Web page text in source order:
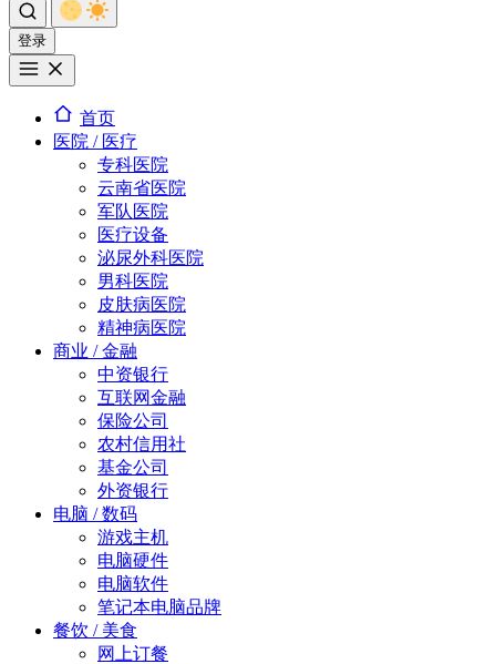
登录
首页
医院 / 医疗
专科医院
云南省医院
军队医院
医疗设备
泌尿外科医院
男科医院
皮肤病医院
精神病医院
商业 / 金融
中资银行
互联网金融
保险公司
农村信用社
基金公司
外资银行
电脑 / 数码
游戏主机
电脑硬件
电脑软件
笔记本电脑品牌
餐饮 / 美食
网上订餐